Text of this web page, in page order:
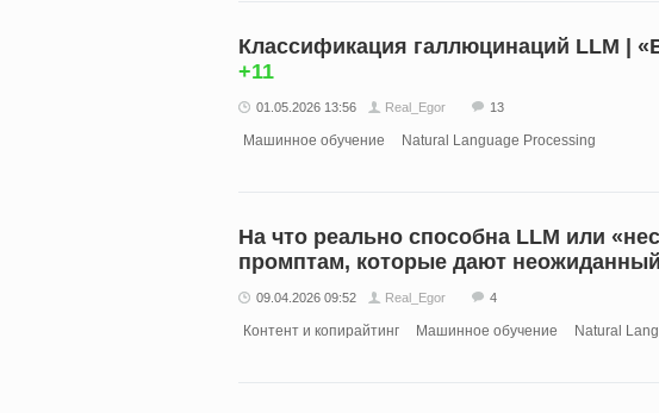
Классификация галлюцинаций LLM |
+11
01.05.2026 13:56 Real_Egor 13
Машинное обучение Natural Language Processing
На что реально способна LLM или
промптам, которые дают неожиданный
09.04.2026 09:52 Real_Egor 4
Контент и копирайтинг Машинное обучение Natural